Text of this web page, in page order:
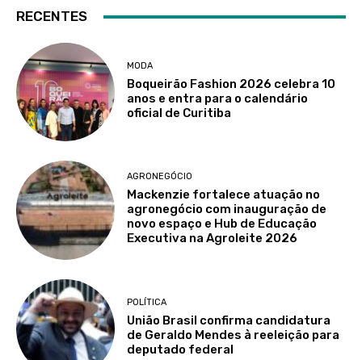
RECENTES
MODA
Boqueirão Fashion 2026 celebra 10
anos e entra para o calendário
oficial de Curitiba
AGRONEGÓCIO
Mackenzie fortalece atuação no
agronegócio com inauguração de
novo espaço e Hub de Educação
Executiva na Agroleite 2026
POLÍTICA
União Brasil confirma candidatura
de Geraldo Mendes à reeleição para
deputado federal